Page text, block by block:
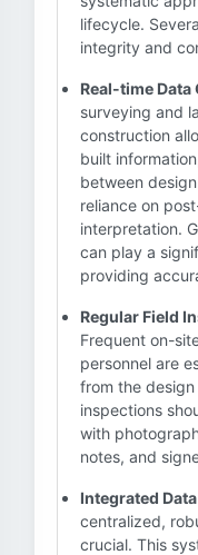
lifecycle.
integrity and
Real-time Data
surveying and
construction
built
between
reliance on
interpretation.
can play a
providing
Regular Field
Frequent on-
personnel are
from the
inspections
with
notes, and
Integrated
centralized,
crucial. This